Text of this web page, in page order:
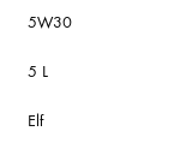
5W30
5 L
Elf